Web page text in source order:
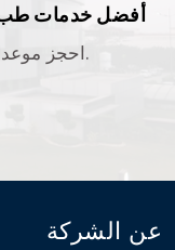
أفضل خدمات طب
احجز موعدك اليوم بملء النموذج السريع.
عن الشركة